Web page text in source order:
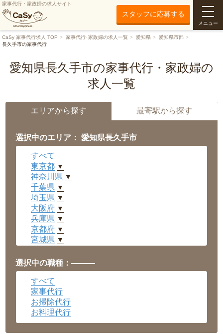
家事代行・家政婦の求人サイト
スタッフに応募する
メニュー
CaSy 家事代行求人 TOP 家事代行･家政婦の求人一覧 愛知県
愛知県市部
長久手市の家事代行
愛知県長久手市の家事代行・家政婦の
求人一覧
エリアから探す 最寄駅から探す
選択中のエリア： 愛知県長久手市
すべて
東京都 ▼
神奈川県 ▼
千葉県 ▼
埼玉県 ▼
大阪府 ▼
兵庫県 ▼
京都府 ▼
宮城県 ▼
福井県 ▼
岡山県 ▼
広島県
沖縄県 ▼
選択中の職種：———
すべて
家事代行
お掃除代行
お料理代行